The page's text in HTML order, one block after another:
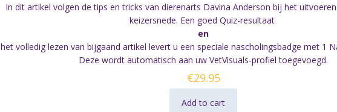
In dit artikel volgen de tips en tricks van dierenarts Davina Anderson bij het
keizersnede. Een goed Quiz-resultaat
en
het volledig lezen van bijgaand artikel levert u een speciale nascholingsbadge met 1
Deze wordt automatisch aan uw VetVisuals-profiel toegevoegd.
€29.95
Add to cart